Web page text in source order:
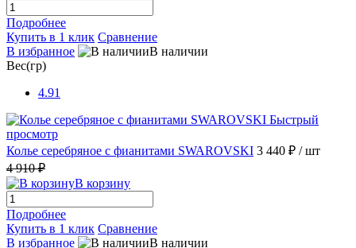
Подробнее
Купить в 1 клик Сравнение
В избранное
В наличии
Вес(гр)
4.91
Быстрый
просмотр
Колье серебряное с фианитами SWAROVSKI 3 440 ₽ / шт
4 910 ₽
В корзину
Подробнее
Купить в 1 клик Сравнение
В избранное
В наличии